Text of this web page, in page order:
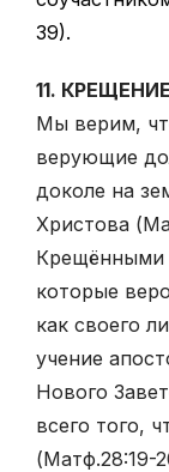
39).
11. КРЕЩЕНИЕ
Мы верим,
верующие
доколе на
Христова
Крещёнными
которые
как своего
учение
Нового
всего того,
(Матф.28:19-